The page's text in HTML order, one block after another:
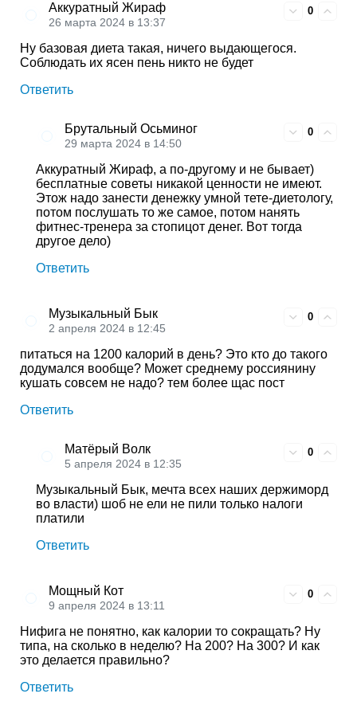
Аккуратный Жираф
26 марта 2024 в 13:37
0
Ну базовая диета такая, ничего выдающегося.
Соблюдать их ясен пень никто не будет
Ответить
Брутальный Осьминог
29 марта 2024 в 14:50
0
Аккуратный Жираф, а по-другому и не бывает)
бесплатные советы никакой ценности не имеют.
Этож надо занести денежку умной тете-диетологу,
потом послушать то же самое, потом нанять
фитнес-тренера за стопицот денег. Вот тогда
другое дело)
Ответить
Музыкальный Бык
2 апреля 2024 в 12:45
0
питаться на 1200 калорий в день? Это кто до такого
додумался вообще? Может среднему россиянину
кушать совсем не надо? тем более щас пост
Ответить
Матёрый Волк
5 апреля 2024 в 12:35
0
Музыкальный Бык, мечта всех наших держиморд
во власти) шоб не ели не пили только налоги
платили
Ответить
Мощный Кот
9 апреля 2024 в 13:11
0
Нифига не понятно, как калории то сокращать? Ну
типа, на сколько в неделю? На 200? На 300? И как
это делается правильно?
Ответить